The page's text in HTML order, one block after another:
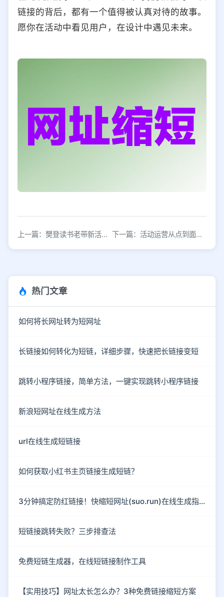
链接的背后，都有一个值得被认真对待的故事。
愿你在活动中看见用户，在设计中遇见未来。
上一篇：樊登读书老带新活动策略解析 下一篇：活动运营从点到面的全链路思维
热门文章
如何将长网址转为短网址
长链接如何转化为短链，详细步骤，快速把长链接变短
跳转小程序链接，简单方法，一键实现跳转小程序链接
新浪短网址在线生成方法
url在线生成短链接
如何获取小红书主页链接生成短链？
3分钟搞定防红链接！快缩短网址(suo.run)在线生成指南
短链接跳转失败？三步排查法
免费短链生成器，在线短链接制作工具
【实用技巧】网址太长怎么办？3种免费链接缩短方案